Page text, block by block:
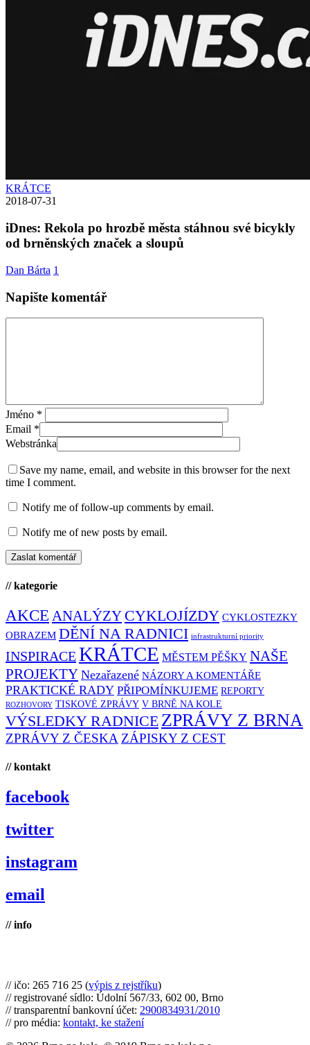
KRÁTCE
2018-07-31
iDnes: Rekola po hrozbě města stáhnou své bicykly
od brněnských značek a sloupů
Dan Bárta 1
Napište komentář
Jméno *
Email *
Webstránka
Save my name, email, and website in this browser for the next
time I comment.
Notify me of follow-up comments by email.
Notify me of new posts by email.
// kategorie
AKCE ANALÝZY CYKLOJÍZDY CYKLOSTEZKY
OBRAZEM DĚNÍ NA RADNICI infrastrukturní priority
INSPIRACEKRÁTCE MĚSTEM PĚŠKY NAŠE
PROJEKTY Nezařazené NÁZORY A KOMENTÁŘE
PRAKTICKÉ RADY PŘIPOMÍNKUJEME REPORTY
ROZHOVORY TISKOVÉ ZPRÁVY V BRNĚ NA KOLE
VÝSLEDKY RADNICE ZPRÁVY Z BRNA
ZPRÁVY Z ČESKA ZÁPISKY Z CEST
// kontakt
facebook
twitter
instagram
email
// info
// ičo: 265 716 25 (výpis z rejstříku)
// registrované sídlo: Údolní 567/33, 602 00, Brno
// transparentní bankovní účet: 2900834931/2010
// pro média: kontakt, ke stažení